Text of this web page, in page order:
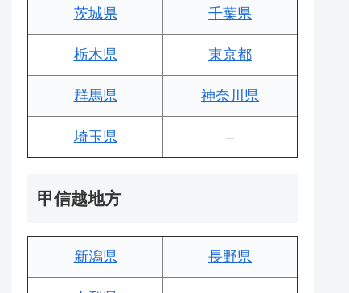
茨城県 千葉県
栃木県 東京都
群馬県 神奈川県
埼玉県 –
甲信越地方
新潟県 長野県